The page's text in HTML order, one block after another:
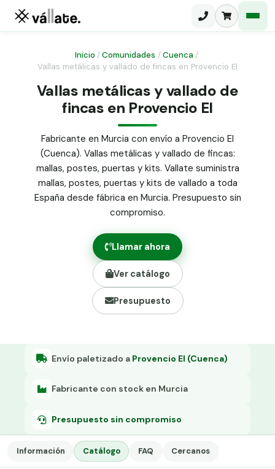
Malla ganadera
Malla simple torsión
Malla triple torsión
Panel malla H.
Puerta abatible dos hojas
Puerta acceso peatonal
Poste malla Hércules
Poste malla simple torsión
Alambre de espino galvanizado
Abrazadera PVC malla H.
Grapa malla H.
Grapadora
Tensor galvanizado
Inicio /Comunidades / Cuenca /
Vallas metálicas y vallado de fincas en Provencio El
Vallas metálicas y vallado de
fincas en Provencio El
Fabricante en Murcia con envío a Provencio El
(Cuenca). Vallas metálicas y vallado de fincas:
mallas, postes, puertas y kits. Vallate suministra
mallas, postes, puertas y kits de vallado a toda
España desde fábrica en Murcia. Presupuesto sin
compromiso.
Llamar ahora
Ver catálogo
Presupuesto
Envío paletizado a Provencio El (Cuenca)
Fabricante con stock en Murcia
Presupuesto sin compromiso
Información Catálogo FAQ Cercanos